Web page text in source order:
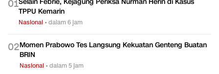
01
TPPU Kemarin
Nasional •dalam 6 jam
02Momen Prabowo Tes Langsung Kekuatan Genteng Buatan
BRIN
Nasional •dalam 5 jam